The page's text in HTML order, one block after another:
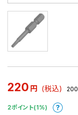
220 円 (税込) 200
2ポイント(1%)